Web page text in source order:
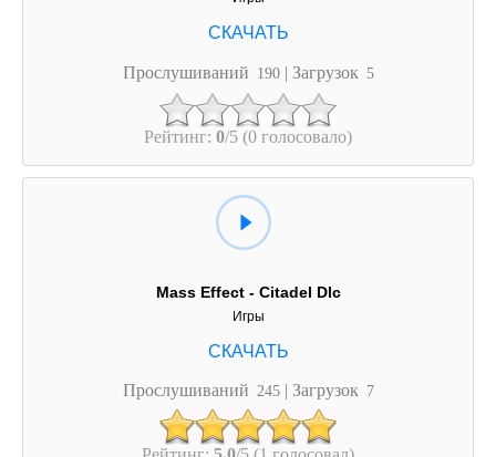
Прослушиваний 190 | Загрузок 5
Рейтинг: 0/5 (0 голосовало)
Mass Effect - Citadel Dlc
Игры
Прослушиваний 245 | Загрузок 7